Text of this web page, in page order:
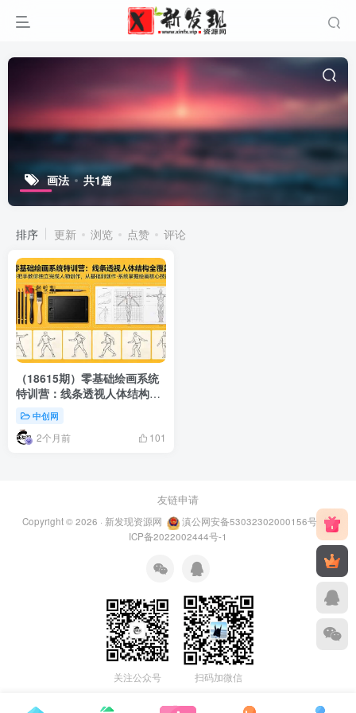
画法 共1篇
排序 更新 浏览 点赞 评论
（18615期）零基础绘画系统
特训营：线条透视人体结构全
覆盖，手把手教你独立完成人
物创作
中创网
2个月前 101
友链申请
Copyright © 2026 · 新发现资源网 滇公网安备53032302000156号
滇
ICP备2022002444号-1
关注公众号 扫码加微信